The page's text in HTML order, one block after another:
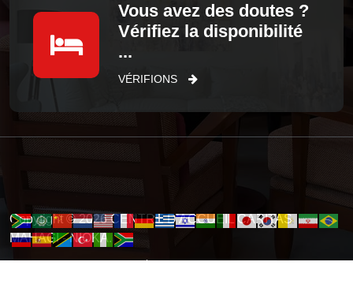
Vous avez des doutes ?
Vérifiez la disponibilité
...
VÉRIFIONS
Copytight © 2026 CENTRE D'ACCUEIL CARITAS
MAHAGI - NIOKA.